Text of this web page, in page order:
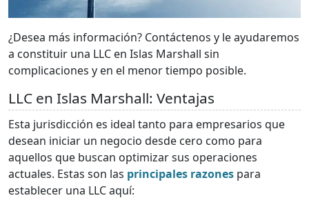
¿Desea más información? Contáctenos y le ayudaremos
a constituir una LLC en Islas Marshall sin
complicaciones y en el menor tiempo posible.
LLC en Islas Marshall: Ventajas
Esta jurisdicción es ideal tanto para empresarios que
desean iniciar un negocio desde cero como para
aquellos que buscan optimizar sus operaciones
actuales. Estas son las principales razones para
establecer una LLC aquí: